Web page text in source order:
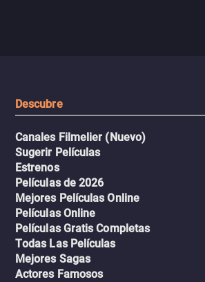
Descubre
Canales Filmelier (Nuevo)
Sugerir Películas
Estrenos
Películas de 2026
Mejores Películas Online
Películas Online
Películas Gratis Completas
Todas Las Películas
Mejores Sagas
Actores Famosos